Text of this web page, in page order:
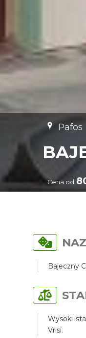
Pafos
Cena od
Bajeczny
Wysoki
Vrisi.